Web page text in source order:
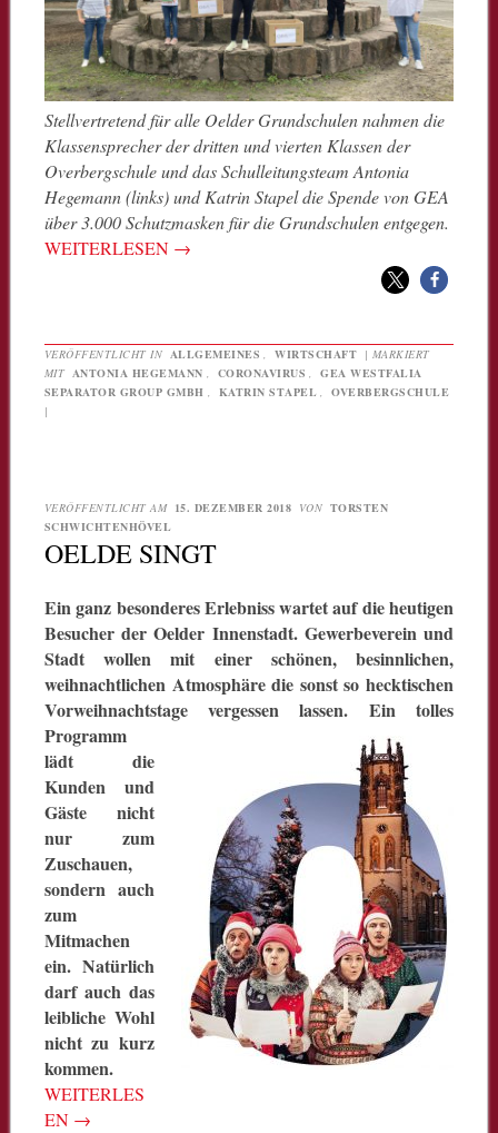
Stellvertretend für alle Oelder Grundschulen nahmen die
Klassensprecher der dritten und vierten Klassen der
Overbergschule und das Schulleitungsteam Antonia
Hegemann (links) und Katrin Stapel die Spende von GEA
über 3.000 Schutzmasken für die Grundschulen entgegen.
WEITERLESEN →
VERÖFFENTLICHT IN ALLGEMEINES WIRTSCHAFT | MARKIERT
MIT ANTONIA HEGEMANN CORONAVIRUS
GEA WESTFALIA
SEPARATOR GROUP GMBH
KATRIN STAPEL
OVERBERGSCHULE
|
VERÖFFENTLICHT AM 15. DEZEMBER 2018 VON TORSTEN
SCHWICHTENHÖVEL
OELDE SINGT
Ein ganz besonderes Erlebniss wartet auf die heutigen
Besucher der Oelder Innenstadt. Gewerbeverein und
Stadt wollen mit einer schönen, besinnlichen,
weihnachtlichen Atmosphäre die sonst so hecktischen
Vorweihnachtstage vergessen lassen. Ein tolles
Programm
lädt die
Kunden und
Gäste nicht
nur zum
Zuschauen,
sondern auch
zum
Mitmachen
ein. Natürlich
darf auch das
leibliche Wohl
nicht zu kurz
kommen.
WEITERLES
EN →